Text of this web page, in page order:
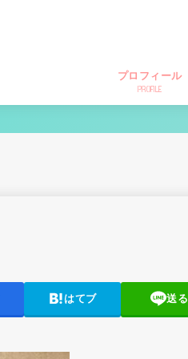
プロフィール
PROFILE
はてブ 送る